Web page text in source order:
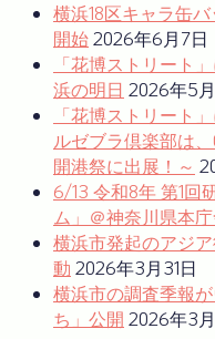
横浜18区キャラ缶
開始2026年6月7日
「花博ストリート
浜の明日 2026年5
「花博ストリート
ルゼブラ倶楽部は
開港祭に出展！～
6/13 令和8年 第1回
ム」＠神奈川県本
横浜市発起のアジ
動 2026年3月31日
横浜市の調査季報
ち」公開 2026年3